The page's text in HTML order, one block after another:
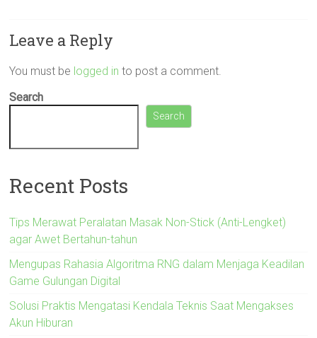
Leave a Reply
You must be logged in to post a comment.
Search
Search
Recent Posts
Tips Merawat Peralatan Masak Non-Stick (Anti-Lengket)
agar Awet Bertahun-tahun
Mengupas Rahasia Algoritma RNG dalam Menjaga Keadilan
Game Gulungan Digital
Solusi Praktis Mengatasi Kendala Teknis Saat Mengakses
Akun Hiburan